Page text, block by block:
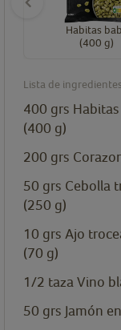
Habitas
(400 g)
Lista de ingredientes
400 grs
(400 g)
200 grs
50 grs Cebolla
(250 g)
10 grs Ajo
(70 g)
1/2 tazaVino
50 grs Jamón